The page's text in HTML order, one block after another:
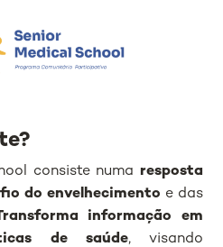
consiste numa resposta
do envelhecimento e das
informação em
de saúde, visando